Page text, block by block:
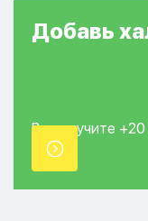
Добавь
Вы получите +20
точки.